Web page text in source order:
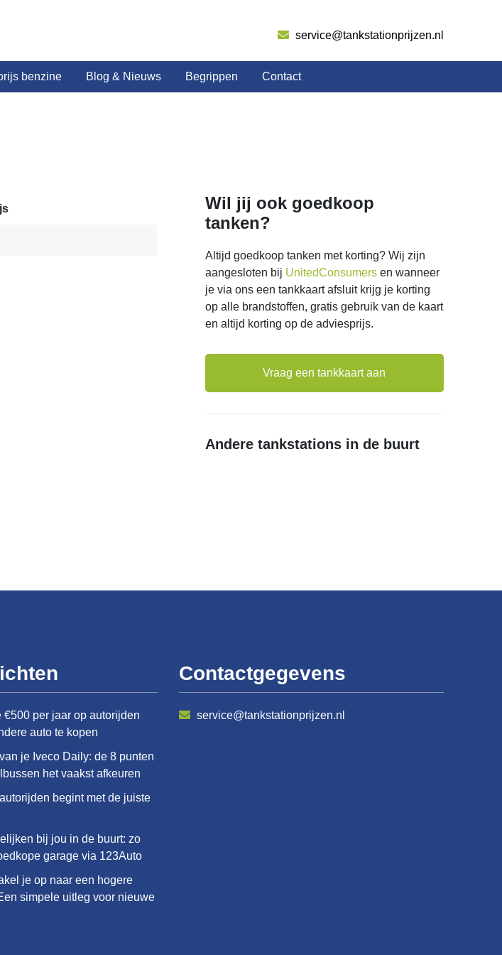
service@tankstationprijzen.nl
benzine Blog & Nieuws Begrippen Contact
Wil jij ook goedkoop
tanken?
Altijd goedkoop tanken met korting? Wij zijn
aangesloten bij UnitedConsumersen wanneer
je via ons een tankkaart afsluit krijg je korting
op alle brandstoffen, gratis gebruik van de kaart
en altijd korting op de adviesprijs.
Vraag een tankkaart aan
Andere tankstations in de buurt
€500 per jaar op autorijden
auto te kopen
je Iveco Daily: de 8 punten
het vaakst afkeuren
begint met de juiste
bij jou in de buurt: zo
garage via 123Auto
je op naar een hogere
simpele uitleg voor nieuwe
Contactgegevens
service@tankstationprijzen.nl